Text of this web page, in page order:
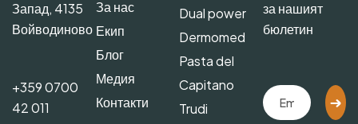
Запад, 4135
Войводиново
+359 0700
42 011
За нас
Екип
Блог
Медия
Контакти
Dual power
Dermomed
Pasta del
Capitano
Trudi
за нашият
бюлетин